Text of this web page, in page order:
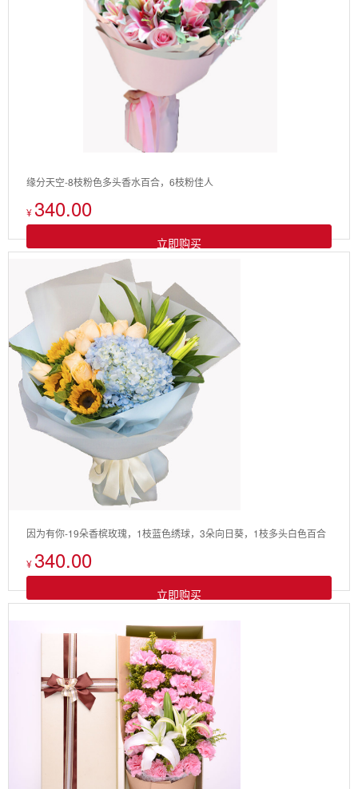
缘分天空-8枝粉色多头香水百合，6枝粉佳人
¥ 340.00
立即购买
因为有你-19朵香槟玫瑰，1枝蓝色绣球，3朵向日葵，1枝多头白色百合
¥ 340.00
立即购买